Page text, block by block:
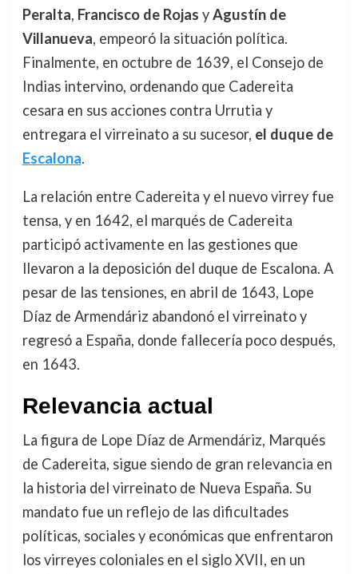
Peralta, Francisco de Rojas yAgustín de
Villanueva, empeoró la situación política.
Finalmente, en octubre de 1639, el Consejo de
Indias intervino, ordenando que Cadereita
cesara en sus acciones contra Urrutia y
entregara el virreinato a su sucesor, el duque de
Escalona.
La relación entre Cadereita y el nuevo virrey fue
tensa, y en 1642, el marqués de Cadereita
participó activamente en las gestiones que
llevaron a la deposición del duque de Escalona. A
pesar de las tensiones, en abril de 1643, Lope
Díaz de Armendáriz abandonó el virreinato y
regresó a España, donde fallecería poco después,
en 1643.
Relevancia actual
La figura de Lope Díaz de Armendáriz, Marqués
de Cadereita, sigue siendo de gran relevancia en
la historia del virreinato de Nueva España. Su
mandato fue un reflejo de las dificultades
políticas, sociales y económicas que enfrentaron
los virreyes coloniales en el siglo XVII, en un